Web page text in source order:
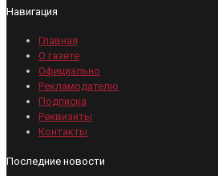
Навигация
Главная
О газете
Официально
Рекламодателю
Подписка
Реквизиты
Контакты
Последние новости